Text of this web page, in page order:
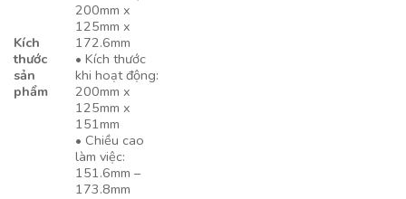
Kích
thước
sản
phẩm
200mm x
125mm x
172.6mm
• Kích thước
khi hoạt động:
200mm x
125mm x
151mm
• Chiều cao
làm việc:
151.6mm –
173.8mm